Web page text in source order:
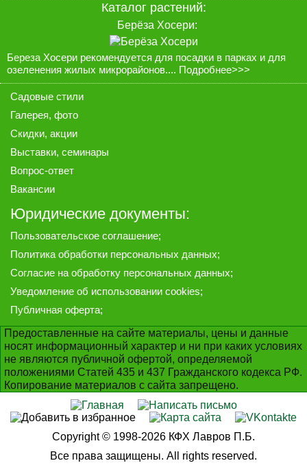
Каталог растений:
Берёза Хосери:
Береза Хосери рекомендуется для посадки в парках и для
озеленения жилых микрорайонов.... Подробнее>>>
Садовые стили
Галерея, фото
Скидки, акции
Выставки, семинары
Вопрос-ответ
Вакансии
Юридические документы:
Пользовательское соглашение;
Политика обработки персональных данных;
Согласие на обработку персональных данных;
Уведомление об использовании cookies;
Публичная оферта;
Предоставленные на сайте материалы, цены и данные
носят информационный характер и ни при каких условиях
не являются публичной офертой, определяемой
положениями Статей 435 и 437 Гражданского кодекса РФ.
Копирование материалов с сайта запрещено.
Copyright © 1998-2026 КФХ Лавров П.Б.
Все права защищены. All rights reserved.